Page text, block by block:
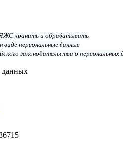
хранить и обрабатывать
виде персональные данные
законодательства о персональных
данных